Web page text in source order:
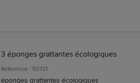
3 éponges grattantes écologiques
Référence : 113721
éponges grattantes écologiques